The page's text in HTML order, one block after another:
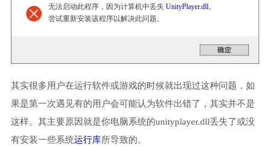
无法启动此程序，因为计算机中丢失 UnityPlayer.dll。
尝试重新安装该程序以解决此问题。
其实很多用户在运行软件或游戏的时候就出现过这种问题，如
果是第一次遇见有的用户会可能认为软件出错了，其实并不是
这样。其主要原因就是你电脑系统的unityplayer.dll丢失了或没
有安装一些系统运行库所导致的。